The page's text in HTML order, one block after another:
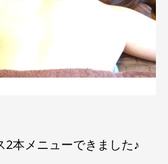
2本メニューできました♪